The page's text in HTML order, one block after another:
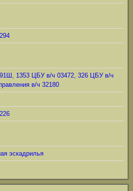
1353 ЦБУ в/ч 03472, 326 ЦБУ в/ч
в/ч 32180
эскадрилья